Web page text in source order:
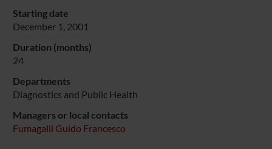
Starting date
December 1, 2001
Duration (months)
24
Departments
Diagnostics and Public Health
Managers or local contacts
Fumagalli Guido Francesco